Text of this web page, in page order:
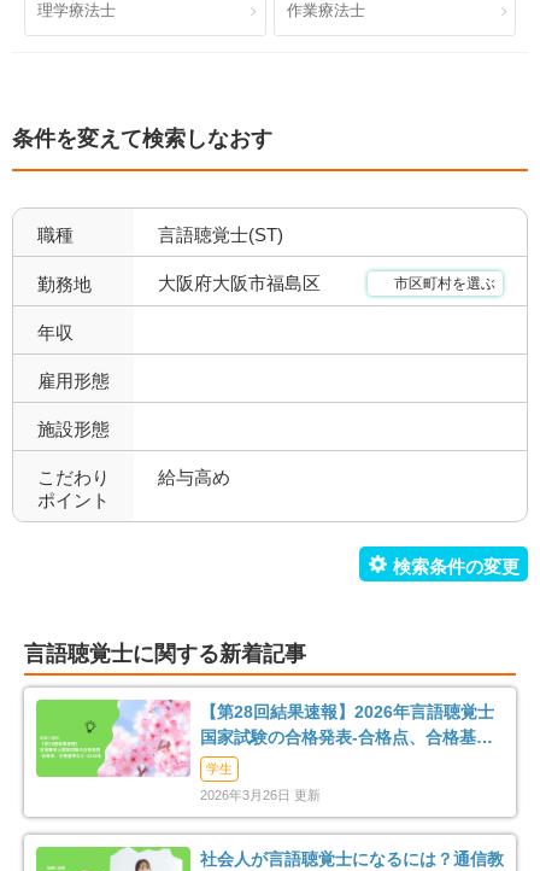
日祝休み 6 土日祝休み 5
年間休日120日以上 1
福利厚生充実 15 社会保険完備 11
昇給あり 退職金あり
寮あり 0
試用期間有
職場環境充実
6
車通勤可 3 転居のサポート充実
リハスタッフ複数在籍 経営が安定している 5
管理職募集 0
理学療法士 作業療法士
条件を変えて検索しなおす
職種 言語聴覚士(ST)
勤務地 大阪府大阪市福島区 市区町村を選ぶ
年収
雇用形態
施設形態
こだわり
ポイント
給与高め
言語聴覚士に関する新着記事
【第28回結果速報】2026年言語聴覚士
国家試験の合格発表-合格点、合格基
準、合格率など-
学生
2026年3月26日 更新
社会人が言語聴覚士になるには？通信教